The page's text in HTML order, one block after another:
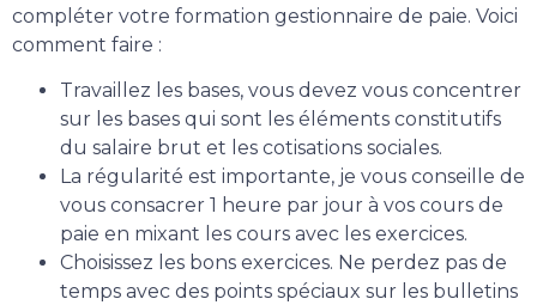
compléter votre formation gestionnaire de paie. Voici
comment faire :
Travaillez les bases, vous devez vous concentrer
sur les bases qui sont les éléments constitutifs
du salaire brut et les cotisations sociales.
La régularité est importante, je vous conseille de
vous consacrer 1 heure par jour à vos cours de
paie en mixant les cours avec les exercices.
Choisissez les bons exercices. Ne perdez pas de
temps avec des points spéciaux sur les bulletins